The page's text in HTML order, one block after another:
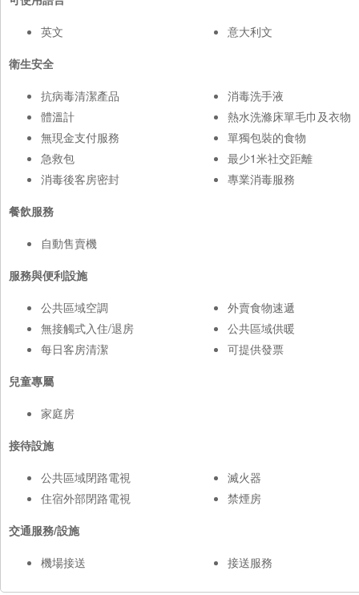
英文
意大利文
衛生安全
抗病毒清潔產品
體溫計
無現金支付服務
急救包
消毒後客房密封
消毒洗手液
熱水洗滌床單毛巾及衣物
單獨包裝的食物
最少1米社交距離
專業消毒服務
餐飲服務
自動售賣機
服務與便利設施
公共區域空調
無接觸式入住/退房
每日客房清潔
外賣食物速遞
公共區域供暖
可提供發票
兒童專屬
家庭房
接待設施
公共區域閉路電視
住宿外部閉路電視
滅火器
禁煙房
交通服務/設施
機場接送
接送服務